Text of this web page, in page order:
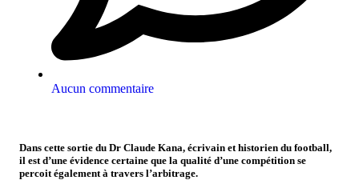
Aucun commentaire
Dans cette sortie du Dr Claude Kana, écrivain et historien du football,
il est d’une évidence certaine que la qualité d’une compétition se
percoit également à travers l’arbitrage.